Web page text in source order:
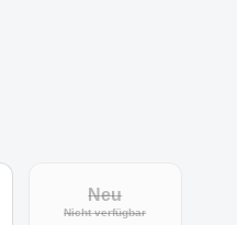
Neu
Nicht verfügbar(Diese Option ist